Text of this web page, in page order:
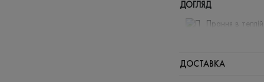
ДОГЛЯД
Прання в
ДОСТАВКА